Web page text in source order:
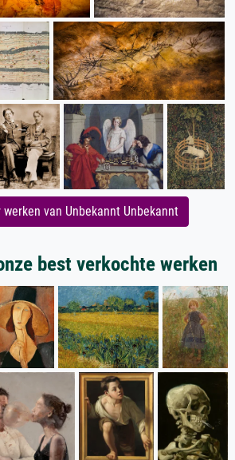
werken van Unbekannt Unbekannt
best verkochte werken